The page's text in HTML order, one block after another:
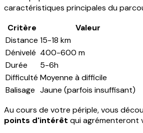
caractéristiques principales du
Critère
Valeur
Distance 15-18 km
Dénivelé 400-600 m
Durée
5-6h
Difficulté Moyenne à difficile
Balisage Jaune (parfois insuffisant)
Au cours de votre périple, vous
points d'intérêt qui agrémenteront